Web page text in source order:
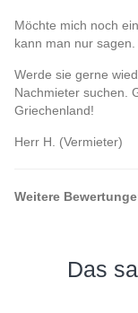
Möchte mich noch
kann man nur
Werde sie gerne
Nachmieter suchen.
Griechenland!
Herr H. (Vermieter)
Weitere
Das